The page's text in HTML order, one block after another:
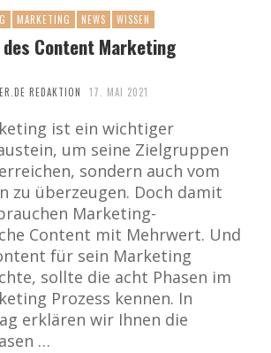
MARKETING NEWS WISSEN
des Content Marketing
REDAKTION 17. MAI 2021
ist ein wichtiger
um seine Zielgruppen
sondern auch vom
zu überzeugen. Doch damit
Marketing-
Content mit Mehrwert. Und
für sein Marketing
sollte die acht Phasen im
Prozess kennen. In
erklären wir Ihnen die
…